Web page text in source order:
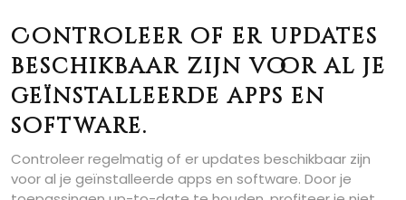
Controleer of er updates
beschikbaar zijn voor al je
geïnstalleerde apps en
software.
Controleer regelmatig of er updates beschikbaar zijn
voor al je geïnstalleerde apps en software. Door je